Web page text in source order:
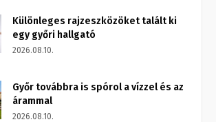
Különleges rajzeszközöket talált ki
egy győri hallgató
2026.08.10.
Győr továbbra is spórol a vízzel és az
árammal
2026.08.10.